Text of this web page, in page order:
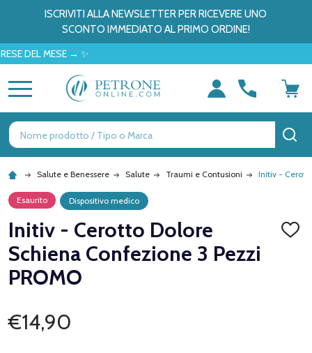
ISCRIVITI ALLA NEWSLETTER PER RICEVERE UNO
SCONTO IMMEDIATO AL PRIMO ORDINE!
MESE → ✨
Ricerca
Salute e Benessere Salute Traumi e Contusioni Initiv -
Esaurito Dispositivo medico
Initiv - Cerotto Dolore
Schiena Confezione 3 Pezzi
PROMO
€14,90